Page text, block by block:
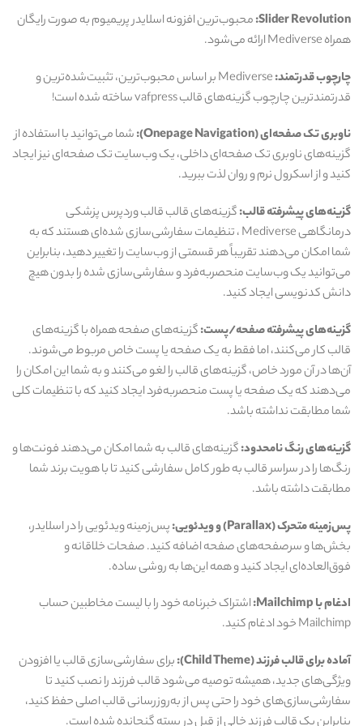
Slider Revolution: محبوب‌ترین افزونه اسلایدر پریمیوم به صورت رایگان
همراه Mediverse ارائه می‌شود.
چارچوب قدرتمند:
Mediverse بر اساس محبوب‌ترین، تثبیت‌شده‌ترین و
قدرتمندترین چارچوب گزینه‌های قالب vafpress ساخته شده است!
ناوبری تک صفحه‌ای (Onepage Navigation):
شما می‌توانید با استفاده از
گزینه‌های ناوبری تک صفحه‌ای داخلی، یک وب‌سایت تک صفحه‌ای نیز ایجاد
کنید و از اسکرول نرم و روان لذت ببرید.
گزینه‌های پیشرفته قالب:گزینه‌های قالب قالب وردپرس پزشکی
درمانگاهی Mediverse ، تنظیمات سفارشی‌سازی شده‌ای هستند که به
شما امکان می‌دهند تقریباً هر قسمتی از وب‌سایت را تغییر دهید، بنابراین
می‌توانید یک وب‌سایت منحصربه‌فرد و سفارشی‌سازی شده را بدون هیچ
دانش کدنویسی ایجاد کنید.
گزینه‌های پیشرفته صفحه/پست:گزینه‌های صفحه همراه با گزینه‌های
قالب کار می‌کنند، اما فقط به یک صفحه یا پست خاص مربوط می‌شوند.
آن‌ها در آن مورد خاص، گزینه‌های قالب را لغو می‌کنند و به شما این امکان را
می‌دهند که یک صفحه یا پست منحصربه‌فرد ایجاد کنید که با تنظیمات کلی
شما مطابقت نداشته باشد.
گزینه‌های رنگ نامحدود:گزینه‌های قالب به شما امکان می‌دهند فونت‌ها و
رنگ‌ها را در سراسر قالب به طور کامل سفارشی کنید تا با هویت برند شما
مطابقت داشته باشد.
پس‌زمینه متحرک (Parallax) و ویدئویی:
پس‌زمینه ویدئویی را در اسلایدر،
بخش‌ها و سرصفحه‌های صفحه اضافه کنید. صفحات خلاقانه و
فوق‌العاده‌ای ایجاد کنید و همه این‌ها به روشی ساده.
ادغام با Mailchimp:
اشتراک خبرنامه خود را با لیست مخاطبین حساب
Mailchimp خود ادغام کنید.
آماده برای قالب فرزند (Child Theme):
برای سفارشی‌سازی قالب یا افزودن
ویژگی‌های جدید، همیشه توصیه می‌شود قالب فرزند را نصب کنید تا
سفارشی‌سازی‌های خود را حتی پس از به‌روزرسانی قالب اصلی حفظ کنید،